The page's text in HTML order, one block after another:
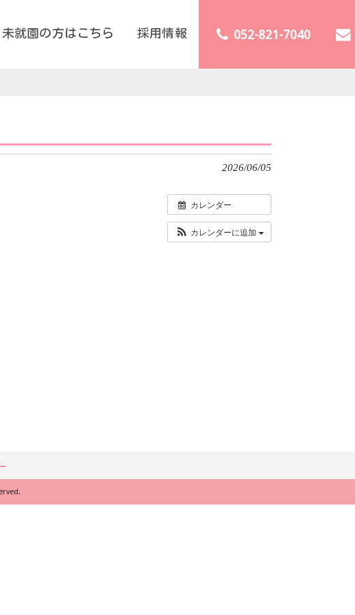
未就園の方はこちら 採用情報 052-821-7040
2026/06/05
カレンダー
カレンダーに追加